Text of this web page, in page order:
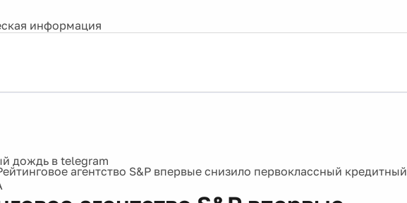
информация
агентство S&P впервые снизило первоклассный кредитный